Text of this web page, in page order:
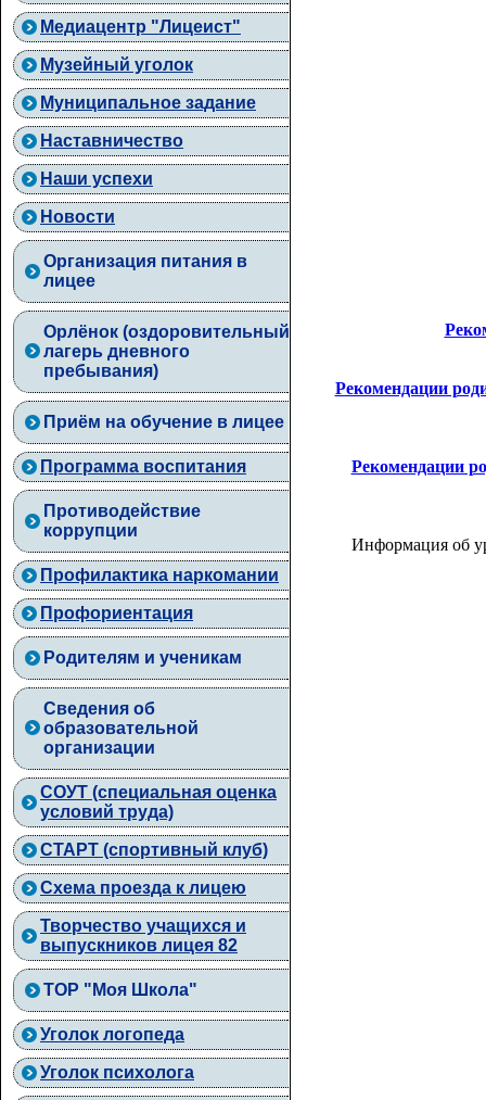
Медиацентр "Лицеист"
Музейный уголок
Муниципальное задание
Наставничество
Наши успехи
Новости
Организация питания в
лицее
Орлёнок (оздоровительный
лагерь дневного
пребывания)
Приём на обучение в лицее
Программа воспитания
Противодействие
коррупции
Профилактика наркомании
Профориентация
Родителям и ученикам
Сведения об
образовательной
организации
СОУТ (специальная оценка
условий труда)
СТАРТ (спортивный клуб)
Схема проезда к лицею
Творчество учащихся и
выпускников лицея 82
ТОР "Моя Школа"
Уголок логопеда
Уголок психолога
Рекомендации
Рекомендации
Информация об